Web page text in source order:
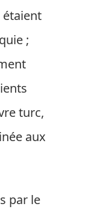
étaient
;
turc,
aux
par le